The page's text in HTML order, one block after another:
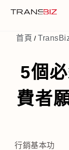
首頁 /
5個
費者
行銷基本功